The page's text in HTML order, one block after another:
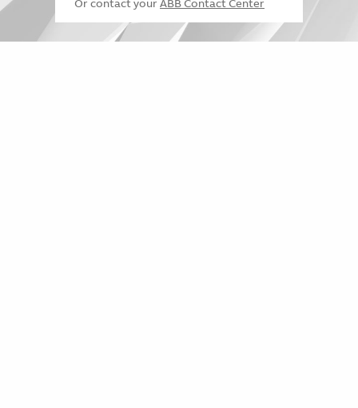
Or contact your ABB Contact Center